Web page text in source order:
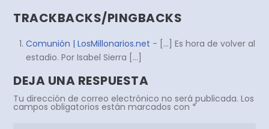
TRACKBACKS/PINGBACKS
Comunión | LosMillonarios.net - […] Es hora de volver al
estadio. Por Isabel Sierra […]
DEJA UNA RESPUESTA
Tu dirección de correo electrónico no será publicada. Los
campos obligatorios están marcados con *